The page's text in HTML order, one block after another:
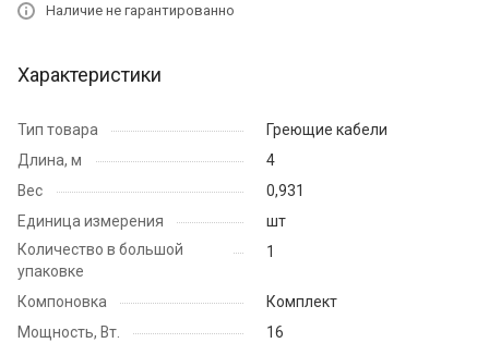
Наличие не гарантированно
Характеристики
Тип товара
Греющие кабели
Длина, м
4
Вес
0,931
Единица измерения
шт
Количество в большой
упаковке
1
Компоновка
Комплект
Мощность, Вт.
16